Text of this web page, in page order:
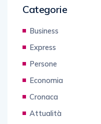
Categorie
Business
Express
Persone
Economia
Cronaca
Attualità